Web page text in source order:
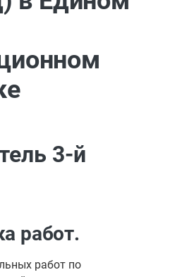
3-й
работ.
работ по